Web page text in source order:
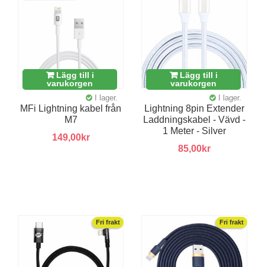
Lägg till i
varukorgen
I lager.
MFi Lightning kabel från
M7
149,00kr
Lägg till i
varukorgen
I lager.
Lightning 8pin Extender
Laddningskabel - Vävd -
1 Meter - Silver
85,00kr
Fri frakt Fri frakt